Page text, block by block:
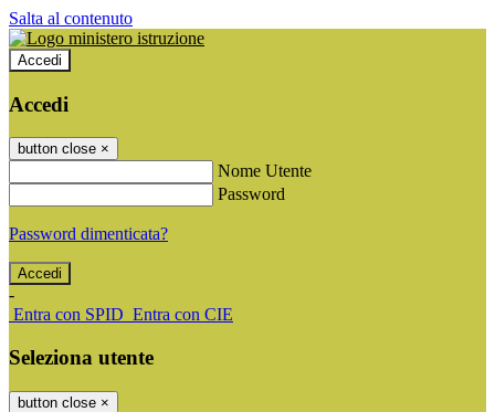
Salta al contenuto
Accedi
Accedi
button close ×
Nome Utente
Password
Password dimenticata?
-
Entra con SPID Entra con CIE
Seleziona utente
button close ×